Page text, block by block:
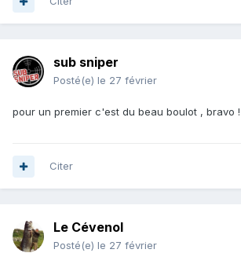
sub sniper
Posté(e) le 27 février
pour un premier c'est du beau boulot , bravo !
Citer
Le Cévenol
Posté(e) le 27 février